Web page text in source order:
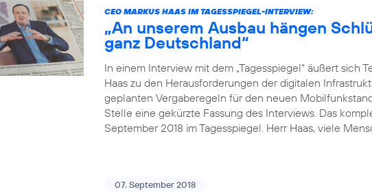
CEO MARKUS HAAS IM TAGESSPIEGEL-INTERVIEW:
„An unserem Ausbau hängen
ganz Deutschland“
In einem Interview mit dem „Tagesspiegel“ äußert sich
Haas zu den Herausforderungen der digitalen
geplanten Vergaberegeln für den neuen
Stelle eine gekürzte Fassung des Interviews. Das
September 2018 im Tagesspiegel. Herr Haas, viele
07. September 2018